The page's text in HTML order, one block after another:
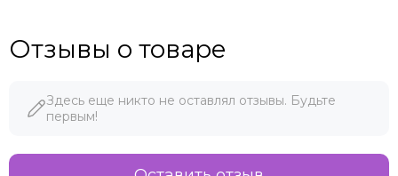
Отзывы о товаре
Здесь еще никто не оставлял отзывы. Будьте
первым!